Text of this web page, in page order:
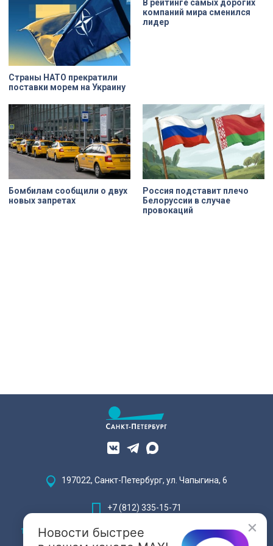
Страны НАТО прекратили
поставки морем на Украину
В рейтинге самых дорогих
компаний мира сменился
лидер
Бомбилам сообщили о двух
новых запретах
Россия подставит плечо
Белоруссии в случае
провокаций
Новости быстрее
197022, Санкт-Петербург, ул. Чапыгина, 6
+7 (812) 335-15-71
Внимание! Отдельные видеоматериалы, размещенные на настоящем
сайте, могут содержать информацию, предназначенную для лиц,